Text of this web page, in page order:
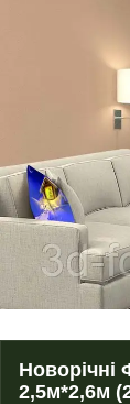
Новорічні
2,5м*2,6м